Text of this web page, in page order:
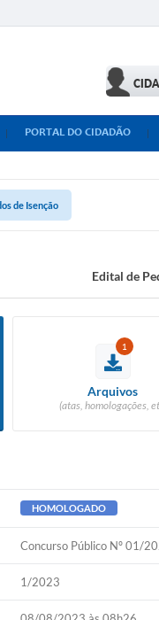
PORTAL DO CIDADÃO
de Isenção
Edital de
1
Arquivos
(atas, homologações,
HOMOLOGADO
Concurso Público Nº 01/
1/2023